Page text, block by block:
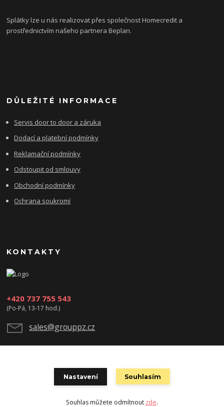
Splátky lze u nás realizovat přes společnost Homecredit a
prostřednictvím našeho partnera Beplan.
DŮLEŽITÉ INFORMACE
Servis door to door a záruka
Dodací a platební podmínky
Reklamační podmínky
Odstoupit od smlouvy
Obchodní podmínky
Ochrana soukromí
KONTAKTY
+420 737 755 543
(Po-Pá, 13-17 hod.)
sales@grouppz.cz
Nastavení Souhlasím
Souhlas můžete odmítnout zde.